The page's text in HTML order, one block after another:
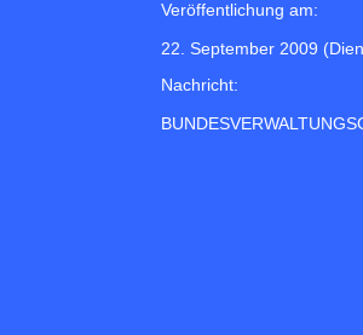
Veröffentlichung am:
22. September 2009
Nachricht: